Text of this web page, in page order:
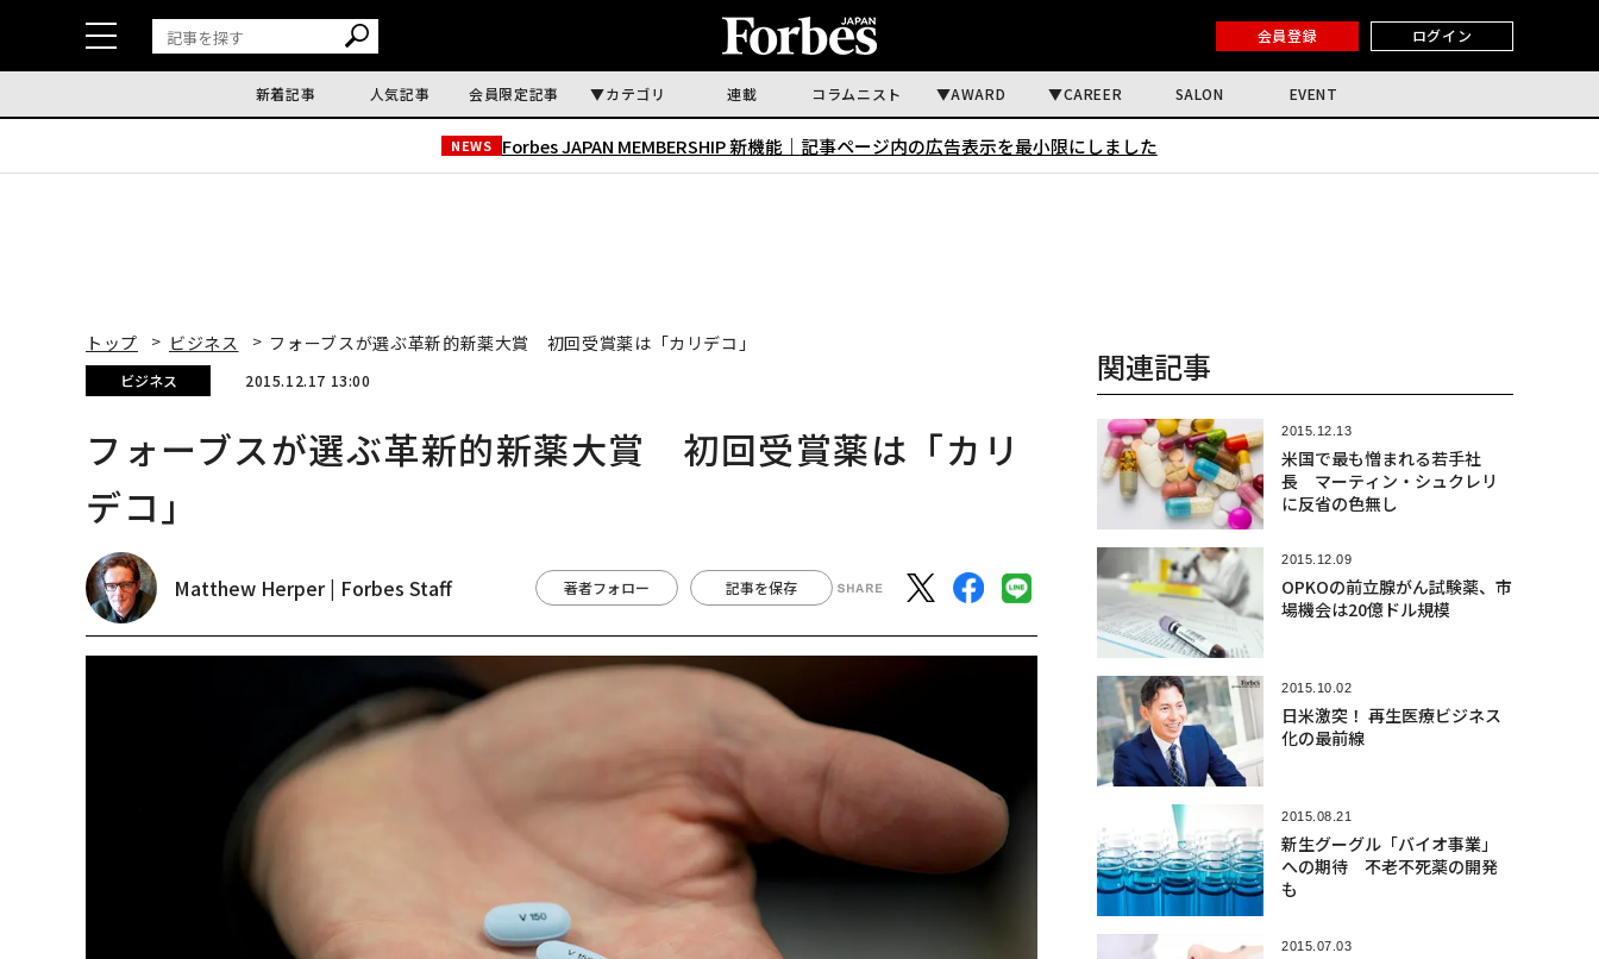
会員登録 ログイン
新着記事 人気記事 会員限定記事 カテゴリ 連載 コラムニスト AWARD CAREER SALON EVENT
NEWS Forbes JAPAN MEMBERSHIP 新機能｜ 記事ページ内の広告表示を最小限にしました
トップ ビジネス フォーブスが選ぶ革新的新薬大賞 初回受賞薬は「カリデコ」
ビジネス 2015.12.17 13:00
フォーブスが選ぶ革新的新薬大賞 初回受賞薬は「カリ
デコ」
Matthew Herper | Forbes Staff 著者フォロー 記事を保存
関連記事
2015.12.13
米国で最も憎まれる若手社
長 マーティン・シュクレリ
に反省の色無し
2015.12.09
OPKOの前立腺がん試験薬、市
場機会は20億ドル規模
2015.10.02
日米激突！ 再生医療ビジネス
化の最前線
2015.08.21
新生グーグル「バイオ事業」
への期待 不老不死薬の開発
も
2015.07.03